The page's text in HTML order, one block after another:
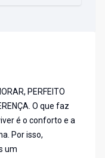
PERFEITO
O que faz
é o conforto e a
Por isso,
um